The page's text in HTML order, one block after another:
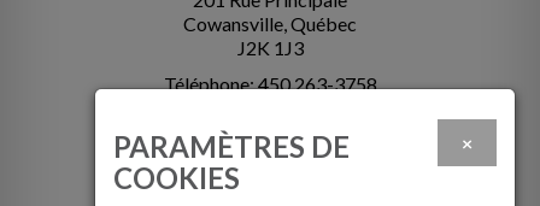
Téléphone: 450 263-3758
info@cabcowansville.com
×
PARAMÈTRES DE
COOKIES